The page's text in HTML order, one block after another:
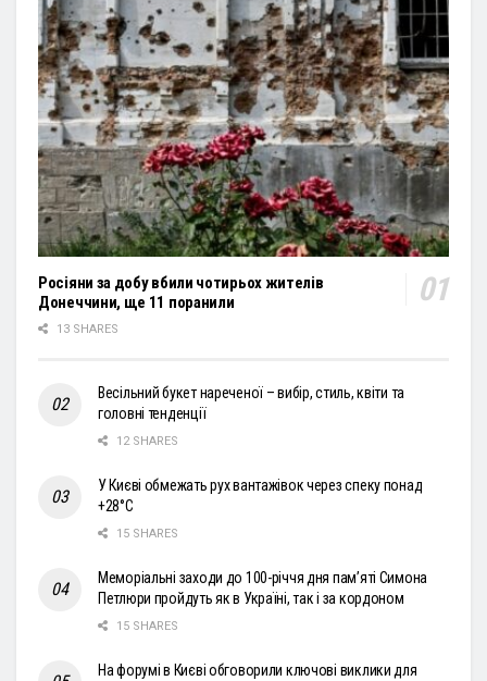
Росіяни за добу вбили чотирьох жителів
Донеччини, ще 11 поранили
13 SHARES
Весільний букет нареченої – вибір, стиль, квіти та
головні тенденції
12 SHARES
У Києві обмежать рух вантажівок через спеку понад
+28°С
15 SHARES
Меморіальні заходи до 100-річчя дня пам’яті Симона
Петлюри пройдуть як в Україні, так і за кордоном
15 SHARES
На форумі в Києві обговорили ключові виклики для